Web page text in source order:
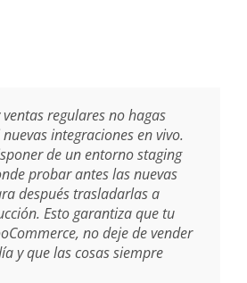
regulares no hagas
integraciones en vivo.
de un entorno staging
probar antes las nuevas
después trasladarlas a
Esto garantiza que tu
no deje de vender
y que las cosas siempre